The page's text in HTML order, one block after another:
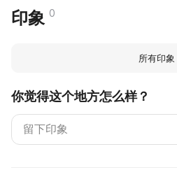
印象 0
所有印象
你觉得这个地方怎么样？